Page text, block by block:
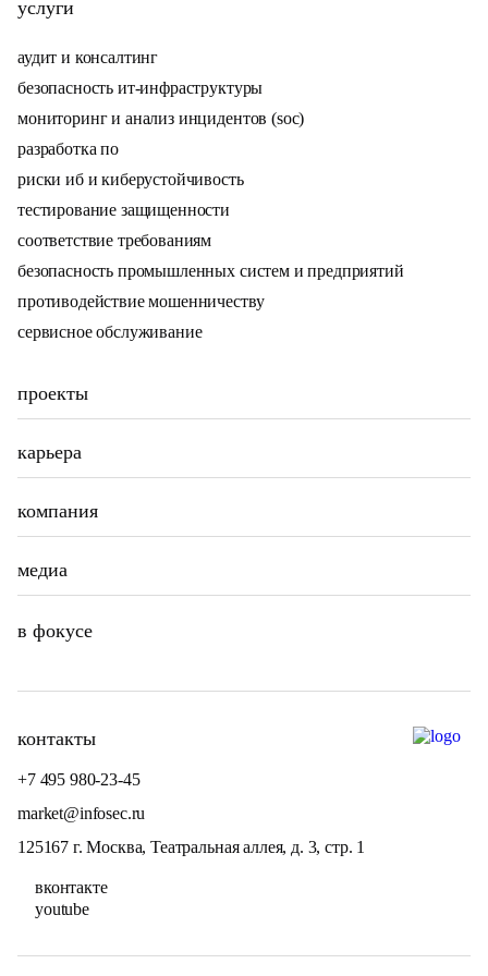
контакты
+7 495 980-23-45
market@infosec.ru
125167 г. Москва, Театральная аллея, д. 3, стр. 1
вконтакте
youtube
услуги
аудит и консалтинг
безопасность ит-инфраструктуры
мониторинг и анализ инцидентов (soc)
разработка по
риски иб и киберустойчивость
тестирование защищенности
соответствие требованиям
безопасность промышленных систем и предприятий
противодействие мошенничеству
сервисное обслуживание
проекты
карьера
компания
в фокусе
медиа